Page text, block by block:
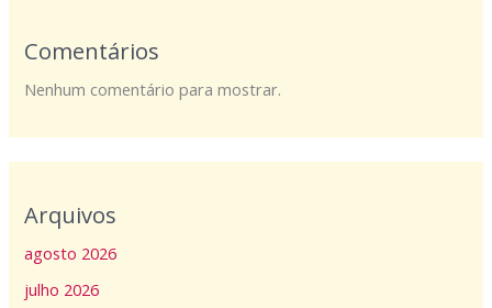
Comentários
Nenhum comentário para mostrar.
Arquivos
agosto 2026
julho 2026